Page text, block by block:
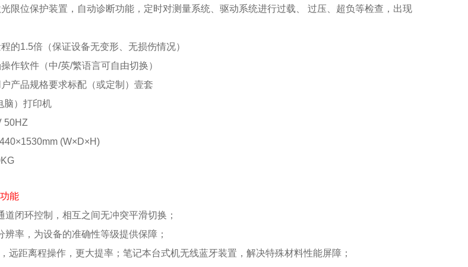
位保护装置，自动诊断功能，定时对测量系统、驱动系统进行过载、
过压、超负等检查，出现
1.5倍（保证设备无变形、无损伤情况）
作软件（中/英/繁语言可自由切换）
产品规格要求标配（或定制）壹套
）打印机
(W×D×H)
功能
道闭环控制，相互之间无冲突平滑切换；
辨率，为设备的准确性等级提供保障；
远距离程操作，更大提率；笔记本台式机无线蓝牙装置，解决特殊材料性能屏障；